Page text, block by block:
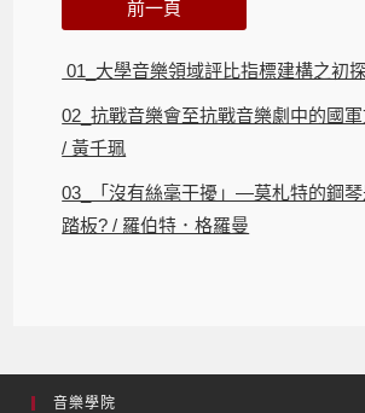
前一頁
01_大學音樂領域評比指標建構之初
02_抗戰音樂會至抗戰音樂劇中的國
/ 黃千珮
03_「沒有絲毫干擾」—莫札特的鋼
踏板? / 羅伯特．格羅曼
音樂學院